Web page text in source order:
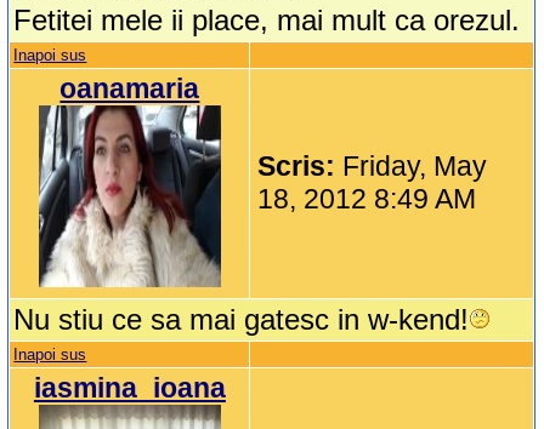
Fetitei mele ii place, mai mult ca orezul.
Inapoi sus
oanamaria
Scris: Friday, May
18, 2012 8:49 AM
Nu stiu ce sa mai gatesc in w-kend!
Inapoi sus
iasmina_ioana